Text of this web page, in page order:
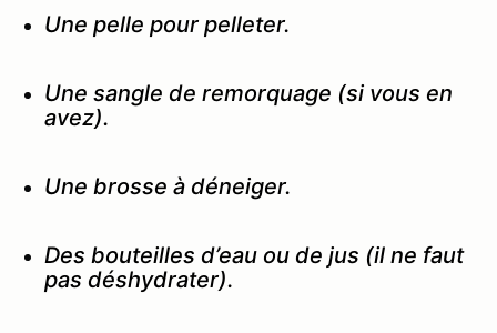
Une pelle pour pelleter.
Une sangle de remorquage (si vous en
avez).
Une brosse à déneiger.
Des bouteilles d’eau ou de jus (il ne faut
pas déshydrater).